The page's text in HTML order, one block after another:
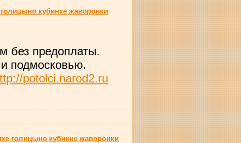
кубинке жаворонки
без предоплаты.
подмосковью.
potolci.narod2.ru
голицыно кубинке жаворонки